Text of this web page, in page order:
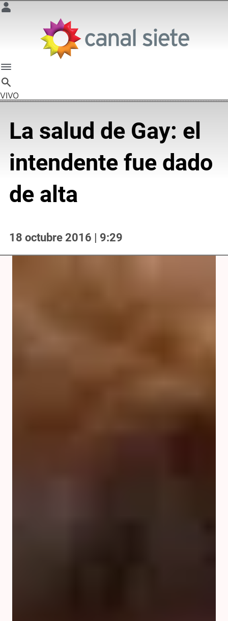
VIVO
La salud de Gay: el
intendente fue dado
de alta
18 octubre 2016 | 9:29